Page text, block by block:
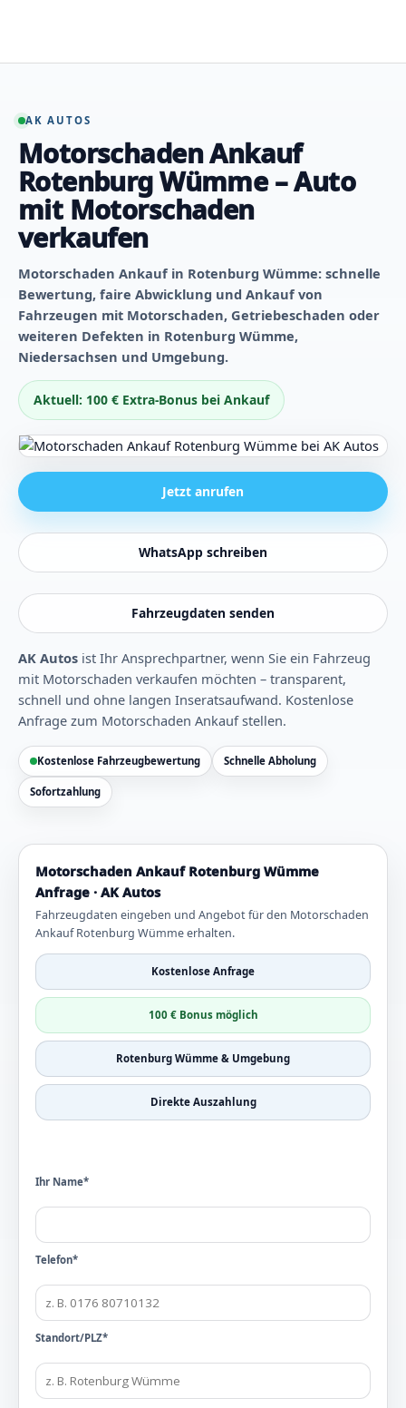
springen
AK AUTOS
Motorschaden Ankauf
Rotenburg Wümme – Auto
mit Motorschaden
verkaufen
Motorschaden Ankauf in Rotenburg Wümme: schnelle
Bewertung, faire Abwicklung und Ankauf von
Fahrzeugen mit Motorschaden, Getriebeschaden oder
weiteren Defekten in Rotenburg Wümme,
Niedersachsen und Umgebung.
Aktuell: 100 € Extra-Bonus bei Ankauf
Jetzt anrufen
WhatsApp schreiben
Fahrzeugdaten senden
AK Autos ist Ihr Ansprechpartner, wenn Sie ein Fahrzeug
mit Motorschaden verkaufen möchten – transparent,
schnell und ohne langen Inseratsaufwand. Kostenlose
Anfrage zum Motorschaden Ankauf stellen.
Kostenlose Fahrzeugbewertung Schnelle Abholung
Sofortzahlung
Motorschaden Ankauf Rotenburg Wümme
Anfrage · AK Autos
Fahrzeugdaten eingeben und Angebot für den Motorschaden
Ankauf Rotenburg Wümme erhalten.
Kostenlose Anfrage
100 € Bonus möglich
Rotenburg Wümme & Umgebung
Direkte Auszahlung
Ihr Name*
Telefon*
Standort/PLZ*